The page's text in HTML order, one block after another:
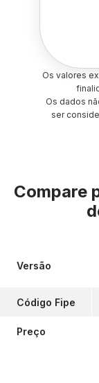
Os valores
Os dados
ser
Compare
Versão
Código Fipe
Preço